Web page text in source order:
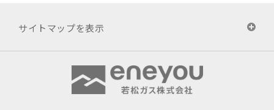
サイトマップを表示